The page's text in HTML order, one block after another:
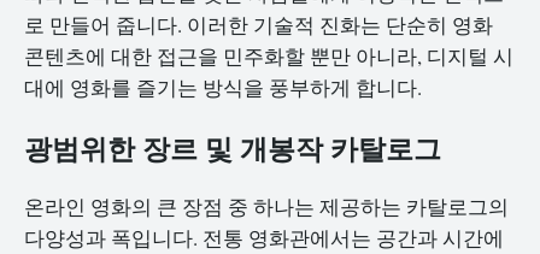
로 만들어 줍니다. 이러한 기술적 진화는 단순히 영화
콘텐츠에 대한 접근을 민주화할 뿐만 아니라, 디지털 시
대에 영화를 즐기는 방식을 풍부하게 합니다.
광범위한 장르 및 개봉작 카탈로그
온라인 영화의 큰 장점 중 하나는 제공하는 카탈로그의
다양성과 폭입니다. 전통 영화관에서는 공간과 시간에